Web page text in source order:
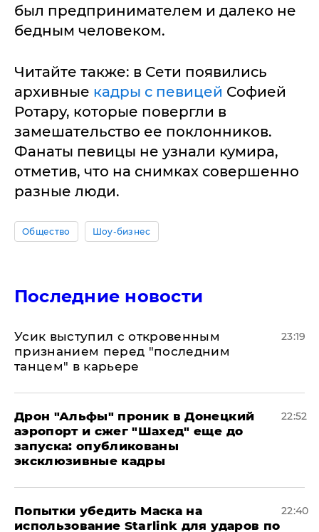
был предпринимателем и далеко не
бедным человеком.
Читайте также: в Сети появились
архивные кадры с певицей Софией
Ротару, которые повергли в
замешательство ее поклонников.
Фанаты певицы не узнали кумира,
отметив, что на снимках совершенно
разные люди.
Общество Шоу-бизнес
Последние новости
Усик выступил с откровенным
признанием перед "последним
танцем" в карьере
23:19
Дрон "Альфы" проник в Донецкий
аэропорт и сжег "Шахед" еще до
запуска: опубликованы
эксклюзивные кадры
22:52
Попытки убедить Маска на
использование Starlink для ударов по
22:40